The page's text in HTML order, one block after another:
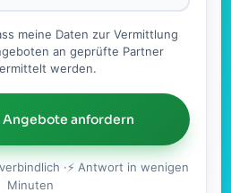
meine Daten zur Vermittlung
an geprüfte Partner
werden.
Angebote anfordern
·⚡ Antwort in wenigen
Minuten